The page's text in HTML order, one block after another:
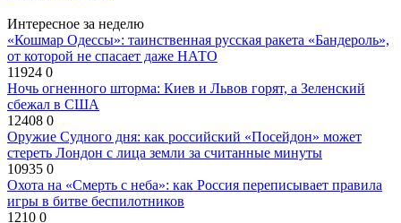
Интересное за неделю
«Кошмар Одессы»: таинственная русская ракета «Бандероль»,
от которой не спасает даже НАТО
11924 0
Ночь огненного шторма: Киев и Львов горят, а Зеленский
сбежал в США
12408 0
Оружие Судного дня: как российский «Посейдон» может
стереть Лондон с лица земли за считанные минуты
10935 0
Охота на «Смерть с неба»: как Россия переписывает правила
игры в битве беспилотников
1210 0